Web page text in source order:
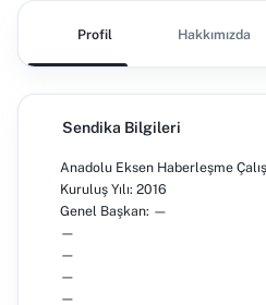
Profil Hakkımızda
Sendika Bilgileri
Anadolu Eksen Haberleşme
Kuruluş Yılı: 2016
Genel Başkan: —
—
—
—
—